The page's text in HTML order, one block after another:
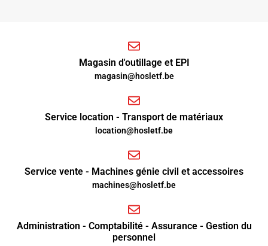
Magasin d'outillage et EPI
magasin@hosletf.be
Service location - Transport de matériaux
location@hosletf.be
Service vente - Machines génie civil et accessoires
machines@hosletf.be
Administration - Comptabilité - Assurance - Gestion du
personnel